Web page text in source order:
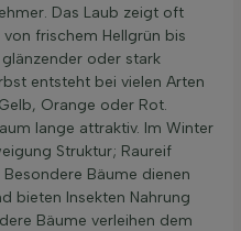
Das Laub zeigt oft
frischem Hellgrün bis
oder stark
entsteht bei vielen Arten
Orange oder Rot.
lange attraktiv. Im Winter
Struktur; Raureif
Bäume dienen
bieten Insekten Nahrung
Bäume verleihen dem